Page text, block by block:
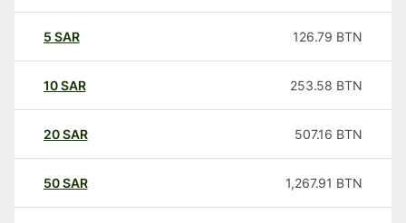
5 SAR 126.79 BTN
10SAR 253.58 BTN
20SAR 507.16 BTN
50SAR 1,267.91 BTN